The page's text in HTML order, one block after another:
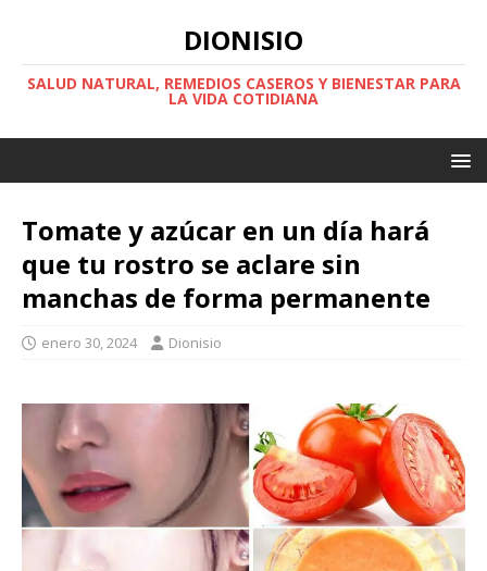
DIONISIO
SALUD NATURAL, REMEDIOS CASEROS Y BIENESTAR PARA
LA VIDA COTIDIANA
Tomate y azúcar en un día hará
que tu rostro se aclare sin
manchas de forma permanente
enero 30, 2024 Dionisio